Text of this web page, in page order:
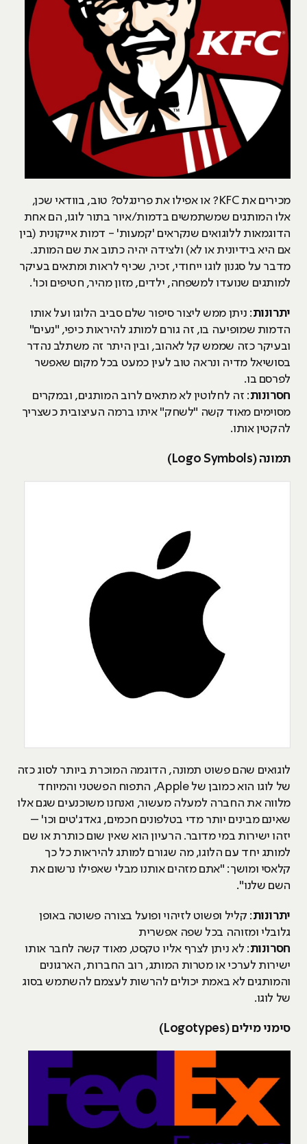
מכירים את KFC? או אפילו את פרינגלס? טוב, בוודאי שכן,
אלו המותגים שמשתמשים בדמות/איור בתור לוגו, הם אחת
הדוגמאות ללוגואים שנקראים 'קמעות' - דמות אייקונית (בין
אם היא בידיונית או לא) ולצידה יהיה כתוב את שם המותג.
מדבר על סגנון לוגו ייחודי, זכיר, שכיף לראות ומתאים בעיקר
למותגים שנועדו למשפחה, ילדים, מזון מהיר, חטיפים וכו'.
יתרונות: ניתן ממש ליצור סיפור שלם סביב הלוגו ועל אותו
הדמות שמופיעה בו, זה גורם למותג להיראות כיפי, "נעים"
ובעיקר כזה שממש קל לאהוב, ובין היתר זה משתלב נהדר
בסושיאל מדיה ונראה טוב לעין כמעט בכל מקום שאפשר
לפרסם בו.
חסרונות: זה לחלוטין לא מתאים לרוב המותגים, ובמקרים
מסוימים מאוד קשה "לשחק" איתו ברמה העיצובית כשצריך
להקטין אותו.
תמונה (Logo Symbols)
לוגואים שהם פשוט תמונה, הדוגמה המוכרת ביותר לסוג כזה
של לוגו הוא כמובן של Apple, התפוח הפשטני והמיוחד
מלווה את החברה למעלה מעשור, ואנחנו משוכנעים שגם אלו
שאינם מבינים יותר מדי בטלפונים חכמים, גאדג'טים וכו' –
יזהו ישירות במי מדובר. הרעיון הוא שאין שום כותרת או שם
למותג יחד עם הלוגו, מה שגורם למותג להיראות כל כך
קלאסי ומושך: "אתם מזהים אותנו מבלי שאפילו נרשום את
השם שלנו".
יתרונות: קליל ופשוט לזיהוי ופועל בצורה פשוטה באופן
גלובלי ומזוהה בכל שפה אפשרית
חסרונות: לא ניתן לצרף אליו טקסט, מאוד קשה לחבר אותו
ישירות לערכי או מטרות המותג, רוב החברות, הארגונים
והמותגים לא באמת יכולים להרשות לעצמם להשתמש בסוג
של לוגו.
סימני מילים (Logotypes)